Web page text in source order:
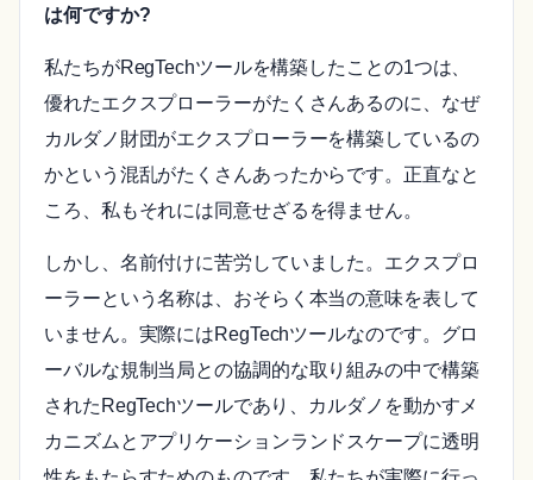
は何ですか?
私たちがRegTechツールを構築したことの1つは、
優れたエクスプローラーがたくさんあるのに、なぜ
カルダノ財団がエクスプローラーを構築しているの
かという混乱がたくさんあったからです。正直なと
ころ、私もそれには同意せざるを得ません。
しかし、名前付けに苦労していました。エクスプロ
ーラーという名称は、おそらく本当の意味を表して
いません。実際にはRegTechツールなのです。グロ
ーバルな規制当局との協調的な取り組みの中で構築
されたRegTechツールであり、カルダノを動かすメ
カニズムとアプリケーションランドスケープに透明